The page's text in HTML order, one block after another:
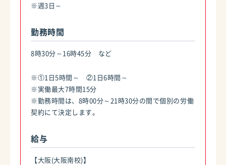
※週3日～
勤務時間
8時30分～16時45分 など
※①1日5時間～ ②1日6時間～
※実働最大7時間15分
※勤務時間は、8時00分～21時30分の間で個別の労働
契約にて決定します。
給与
【大阪(大阪南校)】